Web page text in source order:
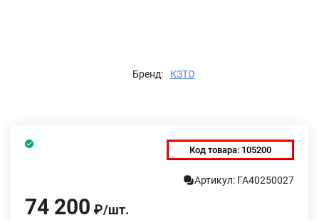
Бренд: КЗТО
Код товара: 105200
Артикул: ГА40250027
74 200 ₽/шт.